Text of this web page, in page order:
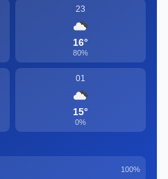
23
16°
80%
01
15°
0%
100%